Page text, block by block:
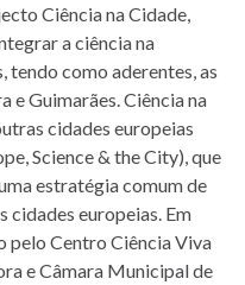
Ciência na Cidade,
a ciência na
tendo como aderentes, as
e Guimarães. Ciência na
cidades europeias
Science & the City), que
estratégia comum de
cidades europeias. Em
pelo Centro Ciência Viva
e Câmara Municipal de